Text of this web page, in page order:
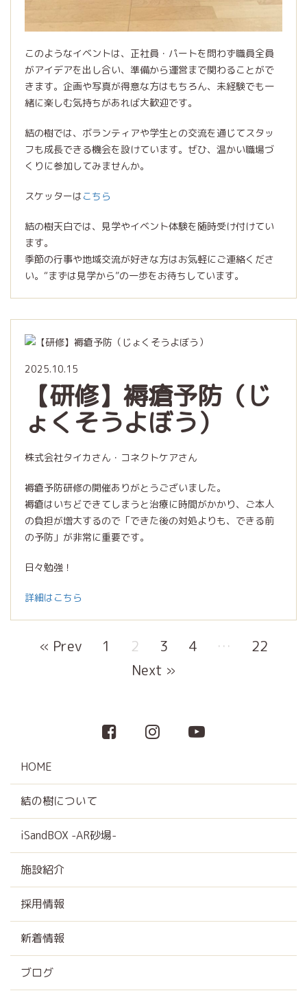
このようなイベントは、正社員・パートを問わず職員全員
がアイデアを出し合い、準備から運営まで関わることがで
きます。企画や写真が得意な方はもちろん、未経験でも一
緒に楽しむ気持ちがあれば大歓迎です。
結の樹では、ボランティアや学生との交流を通じてスタッ
フも成長できる機会を設けています。ぜひ、温かい職場づ
くりに参加してみませんか。
スケッターはこちら
結の樹天白では、見学やイベント体験を随時受け付けてい
ます。
季節の行事や地域交流が好きな方はお気軽にご連絡くださ
い。“まずは見学から”の一歩をお待ちしています。
2025.10.15
【研修】褥瘡予防（じ
ょくそうよぼう）
株式会社タイカさん・コネクトケアさん
褥瘡予防研修の開催ありがとうございました。
褥瘡はいちどできてしまうと治療に時間がかかり、ご本人
の負担が増大するので「できた後の対処よりも、できる前
の予防」が非常に重要です。
日々勉強！
詳細はこちら
« Prev 1 2 3 4 …
22
Next »
HOME
結の樹について
iSandBOX -AR砂場-
施設紹介
採用情報
新着情報
ブログ